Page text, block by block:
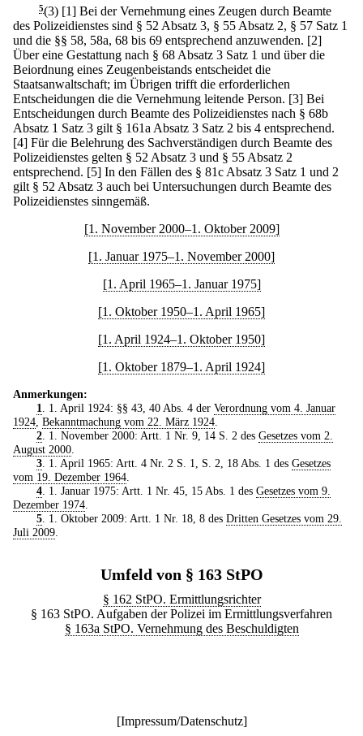
5(3) [1] Bei der Vernehmung eines Zeugen durch Beamte
des Polizeidienstes sind § 52 Absatz 3, § 55 Absatz 2, § 57 Satz 1
und die §§ 58, 58a, 68 bis 69 entsprechend anzuwenden. [2]
Über eine Gestattung nach § 68 Absatz 3 Satz 1 und über die
Beiordnung eines Zeugenbeistands entscheidet die
Staatsanwaltschaft; im Übrigen trifft die erforderlichen
Entscheidungen die die Vernehmung leitende Person. [3] Bei
Entscheidungen durch Beamte des Polizeidienstes nach § 68b
Absatz 1 Satz 3 gilt § 161a Absatz 3 Satz 2 bis 4 entsprechend.
[4] Für die Belehrung des Sachverständigen durch Beamte des
Polizeidienstes gelten § 52 Absatz 3 und § 55 Absatz 2
entsprechend. [5] In den Fällen des § 81c Absatz 3 Satz 1 und 2
gilt § 52 Absatz 3 auch bei Untersuchungen durch Beamte des
Polizeidienstes sinngemäß.
[1. November 2000–1. Oktober 2009]
[1. Januar 1975–1. November 2000]
[1. April 1965–1. Januar 1975]
[1. Oktober 1950–1. April 1965]
[1. April 1924–1. Oktober 1950]
[1. Oktober 1879–1. April 1924]
Anmerkungen:
1
. 1. April 1924: §§ 43, 40 Abs. 4 der Verordnung vom 4. Januar
1924 Bekanntmachung vom 22. März 1924
2. 1. November 2000: Artt. 1 Nr. 9, 14 S. 2 des Gesetzes vom 2.
August 2000
3. 1. April 1965: Artt. 4 Nr. 2 S. 1, S. 2, 18 Abs. 1 des Gesetzes
vom 19. Dezember 1964
4. 1. Januar 1975: Artt. 1 Nr. 45, 15 Abs. 1 des Gesetzes vom 9.
Dezember 1974
5. 1. Oktober 2009: Artt. 1 Nr. 18, 8 des Dritten Gesetzes vom 29.
Juli 2009
Umfeld von § 163 StPO
§ 162 StPO. Ermittlungsrichter
§ 163 StPO. Aufgaben der Polizei im Ermittlungsverfahren
§ 163a StPO. Vernehmung des Beschuldigten
[Impressum/Datenschutz]